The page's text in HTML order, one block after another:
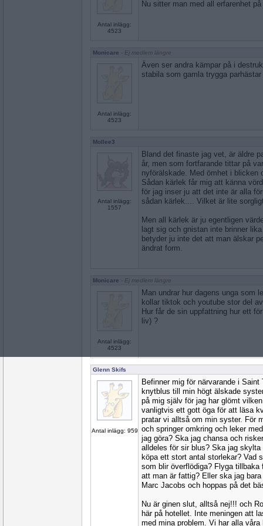
Antal inlägg:
4523
Nu sitter man med all erfarenhet
Monicare - Ej medlem längre
Antal inlägg:
4523
Även ser andra kämpar på i
stabila som gamla trygga parhästar
Mollee3
Antal inlägg:
1557
Bland det finaste jag vet, är äldre
år, men som fortfarande tittar på
nyförälskade. Med ömhet i blicken
Sådan kärlek får mig att känna
för jag inser ju att det inte är alla
sådan kärlek.... Vilket är lite
Men all kärlek är ju egentligen
lagt sig och gnistan inte brinner
betyder ju inte det att man älskar
ändrat form.
Monicare - Ej medlem längre
Antal inlägg:
4523
Man undrar hur dagens unga som
kollar tiktok och youtube stor del
Hur får de sin uppfattning hur ett
liv) ?
Glenn Skifs
Antal inlägg: 959
Befinner mig för närvarande i
knytblus till min högt älskade
på mig själv för jag har glömt
vanligtvis ett gott öga för att läsa
pratar vi alltså om min syster. För
och springer omkring och leker
jag göra? Ska jag chansa och
alldeles för sir blus? Ska jag
köpa ett stort antal storlekar? Vad
som blir överflödiga? Flyga
att man är fattig? Eller ska jag
Marc Jacobs och hoppas på det
Nu är ginen slut, alltså nej!!! och
här på hotellet. Inte meningen att
med mina problem. Vi har alla våra